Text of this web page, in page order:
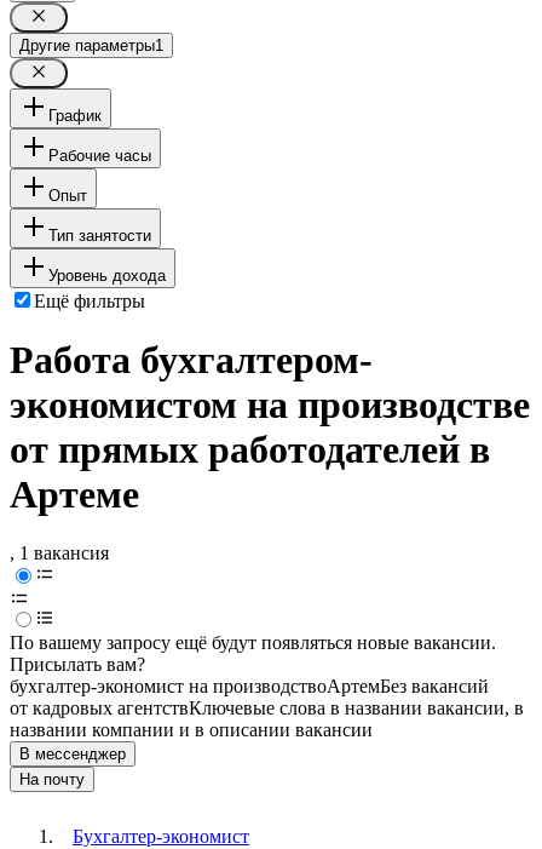
Другие параметры1
График
Рабочие часы
Опыт
Тип занятости
Уровень дохода
Ещё фильтры
Работа бухгалтером-
экономистом на производстве
от прямых работодателей в
Артеме
, 1 вакансия
По вашему запросу ещё будут появляться новые вакансии.
Присылать вам?
бухгалтер-экономист на производствоАртемБез вакансий
от кадровых агентствКлючевые слова в названии вакансии, в
названии компании и в описании вакансии
В мессенджер
На почту
Бухгалтер-экономист